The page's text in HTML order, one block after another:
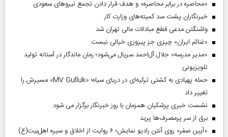
«محاصره در برابر محاصره» و هدف قرار دادن تجمع نیروهای سعودی
خبرنگاران پشت سد کمیته‌های وزارت کار
واشنگتن مدعی قطع مبادلات مالی تهران شد
«غنائم ایران» چیزی جز پیروزی خیالی نیست
«مدیر مدرسه» جلال آل‌احمد سریال می‌شود؛ رمان ماندگار در آستانه تولید
تلویزیونی
حمله پهپادی به کشتی ترکیه‌ای در دریای سیاه؛ «MV Gulluk» مسیرش را
تغییر داد
نشست خبری پزشکیان همزمان با روز خبرنگار برگزار می شود
برق از سر پرمصرف‌ها پرید
«آیین صفر» روی آنتن رادیو نمایش؛ ۶ روایت از اخلاق و سیره اهل‌بیت(ع)